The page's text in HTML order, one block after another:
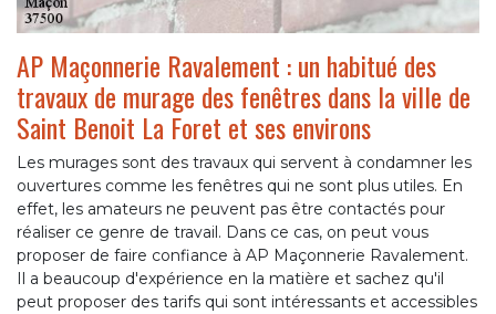
AP Maçonnerie Ravalement : un habitué des
travaux de murage des fenêtres dans la ville de
Saint Benoit La Foret et ses environs
Les murages sont des travaux qui servent à condamner les
ouvertures comme les fenêtres qui ne sont plus utiles. En
effet, les amateurs ne peuvent pas être contactés pour
réaliser ce genre de travail. Dans ce cas, on peut vous
proposer de faire confiance à AP Maçonnerie Ravalement.
Il a beaucoup d'expérience en la matière et sachez qu'il
peut proposer des tarifs qui sont intéressants et accessibles